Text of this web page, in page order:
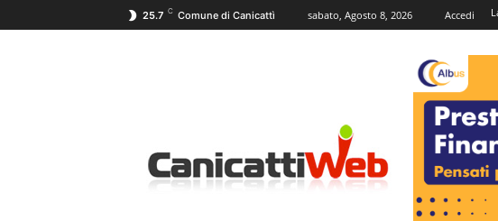
25.7 C Comune di Canicattì sabato, Agosto 8, 2026 Accedi